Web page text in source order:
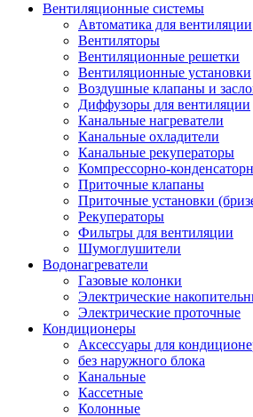
Вентиляционные системы
Автоматика для вентиляции
Вентиляторы
Вентиляционные решетки
Вентиляционные установки
Воздушные клапаны и
Диффузоры для вентиляции
Канальные нагреватели
Канальные охладители
Канальные рекуператоры
Компрессорно-
Приточные клапаны
Приточные установки
Рекуператоры
Фильтры для вентиляции
Шумоглушители
Водонагреватели
Газовые колонки
Электрические
Электрические проточные
Кондиционеры
Аксессуары для
без наружного блока
Канальные
Кассетные
Колонные